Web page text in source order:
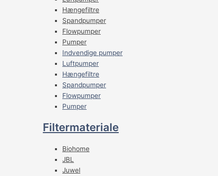
Hængefiltre
Spandpumper
Flowpumper
Pumper
Indvendige pumper
Luftpumper
Hængefiltre
Spandpumper
Flowpumper
Pumper
Filtermateriale
Biohome
JBL
Juwel